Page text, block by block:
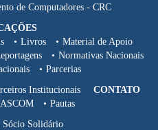
de Computadores - CRC
Livros
Material de Apoio
Normativas Nacionais
Parcerias
Institucionais
CONTATO
ASCOM
Pautas
Sócio Solidário